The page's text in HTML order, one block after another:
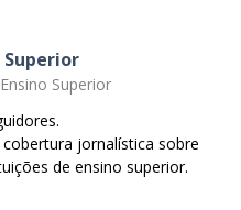
Superior
Superior
jornalística sobre
de ensino superior.